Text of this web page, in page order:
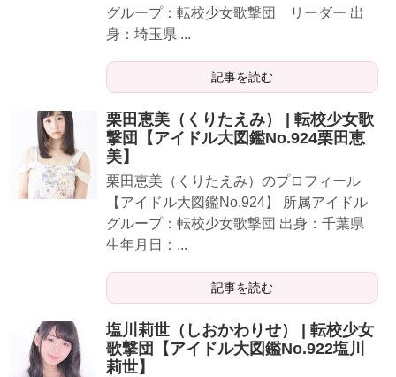
グループ：転校少女歌撃団 リーダー 出
身：埼玉県 ...
記事を読む
栗田恵美（くりたえみ） | 転校少女歌
撃団【アイドル大図鑑No.924栗田恵
美】
栗田恵美（くりたえみ）のプロフィール
【アイドル大図鑑No.924】 所属アイドル
グループ：転校少女歌撃団 出身：千葉県
生年月日：...
記事を読む
塩川莉世（しおかわりせ） | 転校少女
歌撃団【アイドル大図鑑No.922塩川
莉世】